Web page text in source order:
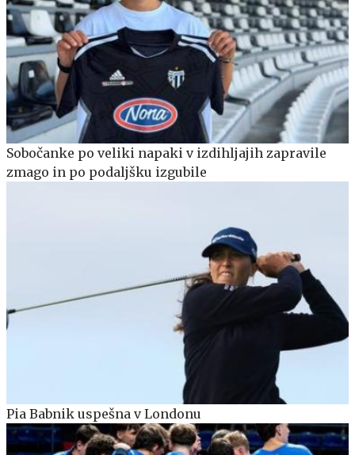
Sobočanke po veliki napaki v izdihljajih zapravile
zmago in po podaljšku izgubile
Pia Babnik uspešna v Londonu